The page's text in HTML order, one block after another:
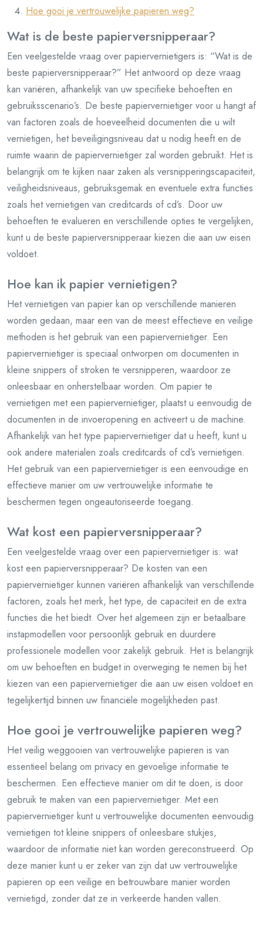
Hoe gooi je vertrouwelijke papieren weg?
Wat is de beste papierversnipperaar?
Een veelgestelde vraag over papiervernietigers is: “Wat is de
beste papierversnipperaar?” Het antwoord op deze vraag
kan variëren, afhankelijk van uw specifieke behoeften en
gebruiksscenario’s. De beste papiervernietiger voor u hangt af
van factoren zoals de hoeveelheid documenten die u wilt
vernietigen, het beveiligingsniveau dat u nodig heeft en de
ruimte waarin de papiervernietiger zal worden gebruikt. Het is
belangrijk om te kijken naar zaken als versnipperingscapaciteit,
veiligheidsniveaus, gebruiksgemak en eventuele extra functies
zoals het vernietigen van creditcards of cd’s. Door uw
behoeften te evalueren en verschillende opties te vergelijken,
kunt u de beste papierversnipperaar kiezen die aan uw eisen
voldoet.
Hoe kan ik papier vernietigen?
Het vernietigen van papier kan op verschillende manieren
worden gedaan, maar een van de meest effectieve en veilige
methoden is het gebruik van een papiervernietiger. Een
papiervernietiger is speciaal ontworpen om documenten in
kleine snippers of stroken te versnipperen, waardoor ze
onleesbaar en onherstelbaar worden. Om papier te
vernietigen met een papiervernietiger, plaatst u eenvoudig de
documenten in de invoeropening en activeert u de machine.
Afhankelijk van het type papiervernietiger dat u heeft, kunt u
ook andere materialen zoals creditcards of cd’s vernietigen.
Het gebruik van een papiervernietiger is een eenvoudige en
effectieve manier om uw vertrouwelijke informatie te
beschermen tegen ongeautoriseerde toegang.
Wat kost een papierversnipperaar?
Een veelgestelde vraag over een papiervernietiger is: wat
kost een papierversnipperaar? De kosten van een
papiervernietiger kunnen variëren afhankelijk van verschillende
factoren, zoals het merk, het type, de capaciteit en de extra
functies die het biedt. Over het algemeen zijn er betaalbare
instapmodellen voor persoonlijk gebruik en duurdere
professionele modellen voor zakelijk gebruik. Het is belangrijk
om uw behoeften en budget in overweging te nemen bij het
kiezen van een papiervernietiger die aan uw eisen voldoet en
tegelijkertijd binnen uw financiële mogelijkheden past.
Hoe gooi je vertrouwelijke papieren weg?
Het veilig weggooien van vertrouwelijke papieren is van
essentieel belang om privacy en gevoelige informatie te
beschermen. Een effectieve manier om dit te doen, is door
gebruik te maken van een papiervernietiger. Met een
papiervernietiger kunt u vertrouwelijke documenten eenvoudig
vernietigen tot kleine snippers of onleesbare stukjes,
waardoor de informatie niet kan worden gereconstrueerd. Op
deze manier kunt u er zeker van zijn dat uw vertrouwelijke
papieren op een veilige en betrouwbare manier worden
vernietigd, zonder dat ze in verkeerde handen vallen.